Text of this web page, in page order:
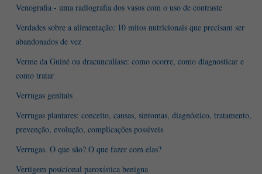
Venografia - uma radiografia dos vasos com o uso de contraste
Verdades sobre a alimentação: 10 mitos nutricionais que precisam ser
abandonados de vez
Verme da Guiné ou dracunculíase: como ocorre, como diagnosticar e
como tratar
Verrugas genitais
Verrugas plantares: conceito, causas, sintomas, diagnóstico, tratamento,
prevenção, evolução, complicações possíveis
Verrugas. O que são? O que fazer com elas?
Vertigem posicional paroxística benigna